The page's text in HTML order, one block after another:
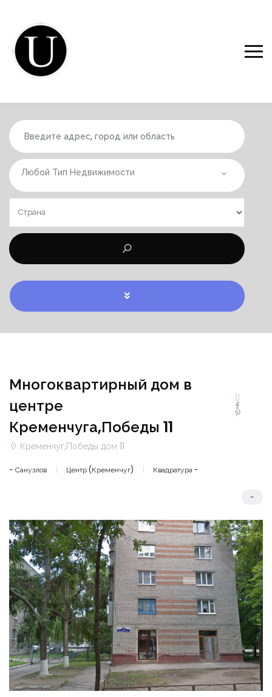
Любой Тип Недвижимости
Многоквартирный дом в
центре
Кременчуга,Победы 11
Кременчуг,Победы дом 11
- Санузлов Центр (Кременчуг) Квадратура -
-